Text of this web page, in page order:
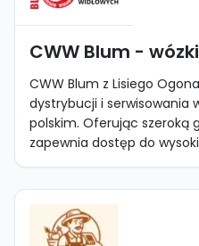
CWW Blum -
CWW Blum z Lisiego
dystrybucji i serwisowania
polskim. Oferując szeroką
zapewnia dostęp do